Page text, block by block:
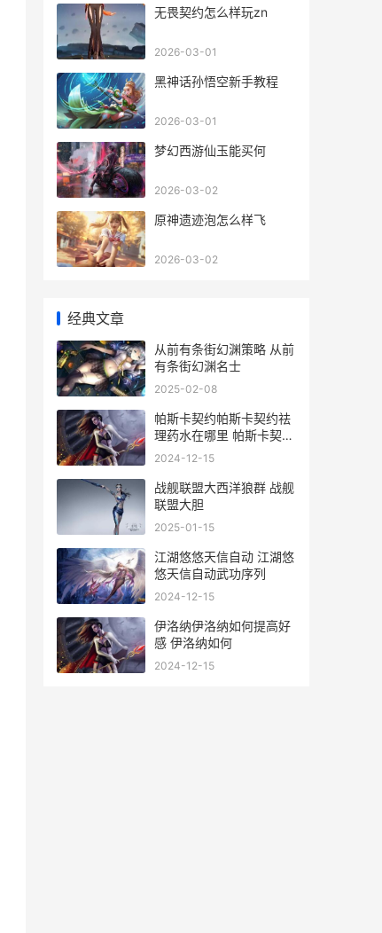
无畏契约怎么样玩zn
2026-03-01
黑神话孙悟空新手教程
2026-03-01
梦幻西游仙玉能买何
2026-03-02
原神遗迹泡怎么样飞
2026-03-02
经典文章
从前有条街幻渊策略 从前
有条街幻渊名士
2025-02-08
帕斯卡契约帕斯卡契约祛
理药水在哪里 帕斯卡契约
帕斯卡是什么意思
2024-12-15
战舰联盟大西洋狼群 战舰
联盟大胆
2025-01-15
江湖悠悠天信自动 江湖悠
悠天信自动武功序列
2024-12-15
伊洛纳伊洛纳如何提高好
感 伊洛纳如何
2024-12-15